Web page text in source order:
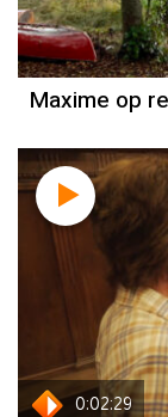
Maxime op
0:02:29